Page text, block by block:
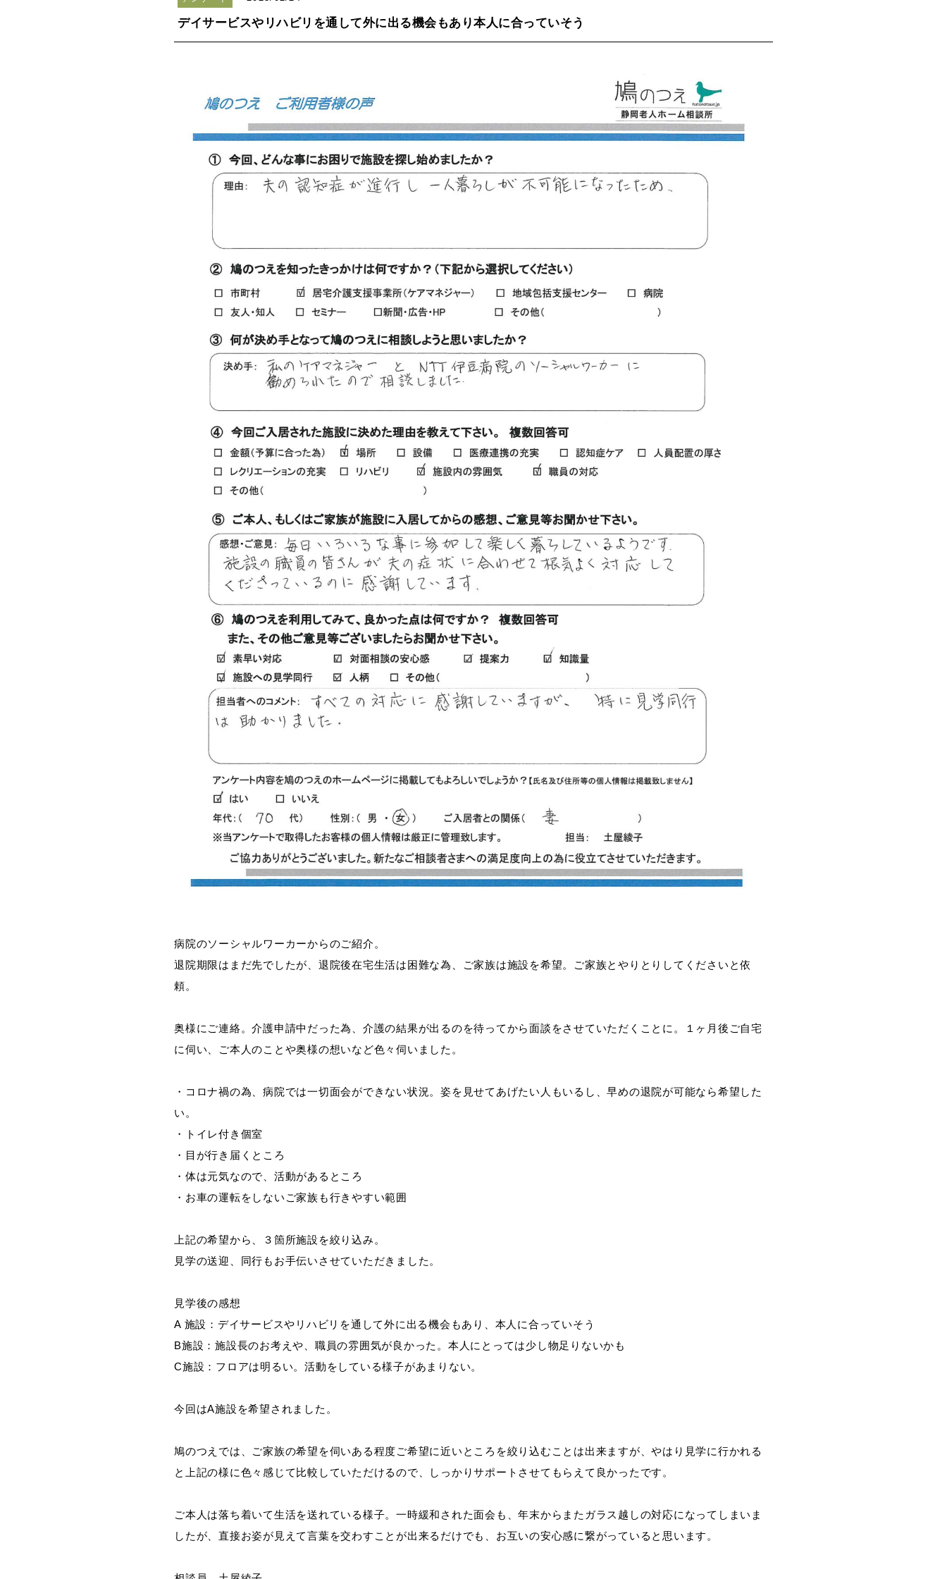
デイサービスやリハビリを通して外に出る機会もあり本人に合っていそう
病院のソーシャルワーカーからのご紹介。
退院期限はまだ先でしたが、退院後在宅生活は困難な為、ご家族は施設を希望。ご家族とやりとりしてくださいと依
頼。
奥様にご連絡。介護申請中だった為、介護の結果が出るのを待ってから面談をさせていただくことに。１ヶ月後ご自宅
に伺い、ご本人のことや奥様の想いなど色々伺いました。
・コロナ禍の為、病院では一切面会ができない状況。姿を見せてあげたい人もいるし、早めの退院が可能なら希望した
い。
・トイレ付き個室
・目が行き届くところ
・体は元気なので、活動があるところ
・お車の運転をしないご家族も行きやすい範囲
上記の希望から、３箇所施設を絞り込み。
見学の送迎、同行もお手伝いさせていただきました。
見学後の感想
A 施設：デイサービスやリハビリを通して外に出る機会もあり、本人に合っていそう
B施設：施設長のお考えや、職員の雰囲気が良かった。本人にとっては少し物足りないかも
C施設：フロアは明るい。活動をしている様子があまりない。
今回はA施設を希望されました。
鳩のつえでは、ご家族の希望を伺いある程度ご希望に近いところを絞り込むことは出来ますが、やはり見学に行かれる
と上記の様に色々感じて比較していただけるので、しっかりサポートさせてもらえて良かったです。
ご本人は落ち着いて生活を送れている様子。一時緩和された面会も、年末からまたガラス越しの対応になってしまいま
したが、直接お姿が見えて言葉を交わすことが出来るだけでも、お互いの安心感に繋がっていると思います。